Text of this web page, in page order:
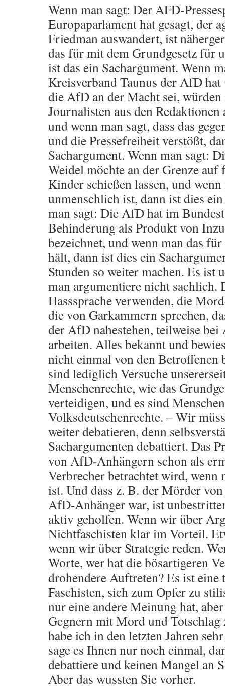
Wenn man sagt: Der AFD-
Europaparlament hat gesagt, der
Friedman auswandert, ist
das für mit dem Grundgesetz für
ist das ein Sachargument. Wenn
Kreisverband Taunus der AfD hat
die AfD an der Macht sei,
Journalisten aus den
und wenn man sagt, dass das
und die Pressefreiheit verstößt,
Sachargument. Wenn man sagt:
Weidel möchte an der Grenze auf
Kinder schießen lassen, und wenn
unmenschlich ist, dann ist dies
man sagt: Die AfD hat im
Behinderung als Produkt von
bezeichnet, und wenn man das
hält, dann ist dies ein
Stunden so weiter machen. Es ist
man argumentiere nicht sachlich.
Hasssprache verwenden, die
die von Garkammern sprechen,
der AfD nahestehen, teilweise
arbeiten. Alles bekannt und
nicht einmal von den Betroffenen
sind lediglich Versuche
Menschenrechte, wie das
verteidigen, und es sind
Volksdeutschenrechte. – Wir
weiter debatieren, denn
Sachargumenten debattiert. Das
von AfD-Anhängern schon als
Verbrecher betrachtet wird, wenn
ist. Und dass z. B. der Mörder
AfD-Anhänger war, ist
aktiv geholfen. Wenn wir über
Nichtfaschisten klar im Vorteil.
wenn wir über Strategie reden.
Worte, wer hat die bösartigeren
drohendere Auftreten? Es ist eine
Faschisten, sich zum Opfer zu
nur eine andere Meinung hat,
Gegnern mit Mord und Totschlag
habe ich in den letzten Jahren
sage es Ihnen nur noch einmal,
debattiere und keinen Mangel an
Aber das wussten Sie vorher.